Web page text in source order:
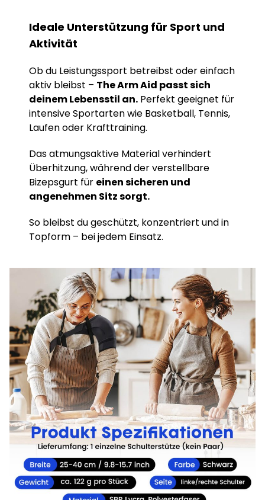
Ideale Unterstützung für Sport und
Aktivität
Ob du Leistungssport betreibst oder einfach
aktiv bleibst – The Arm Aid passt sich
deinem Lebensstil an. Perfekt geeignet für
intensive Sportarten wie Basketball, Tennis,
Laufen oder Krafttraining.
Das atmungsaktive Material verhindert
Überhitzung, während der verstellbare
Bizepsgurt für einen sicheren und
angenehmen Sitz sorgt.
So bleibst du geschützt, konzentriert und in
Topform – bei jedem Einsatz.